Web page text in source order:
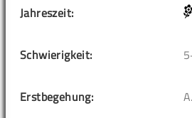
Jahreszeit:
Schwierigkeit:
Erstbegehung: